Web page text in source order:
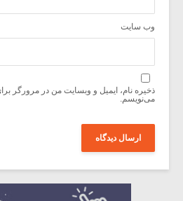
وب‌ سایت
ذخیره نام، ایمیل و وبسایت من در مرورگر
می‌نویسم.